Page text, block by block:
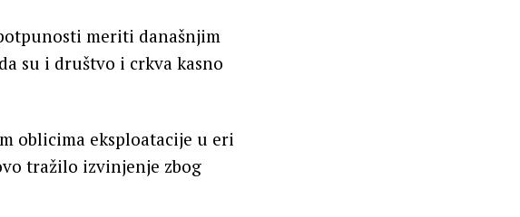
meriti današnjim
su i društvo i crkva kasno
oblicima eksploatacije u eri
tražilo izvinjenje zbog